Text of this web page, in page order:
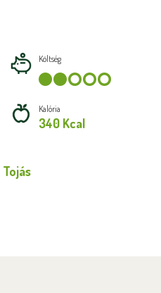
Költség
Kalória
340 Kcal
Tojás